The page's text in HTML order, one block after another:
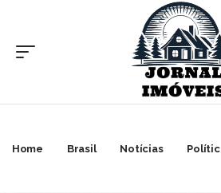
Home Brasil Notícias